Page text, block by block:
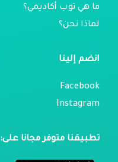
ما هي توب أكاديمي؟
لماذا نحن؟
انضم إلينا
Facebook
Instagram
تطبيقنا متوفر مجانا على: